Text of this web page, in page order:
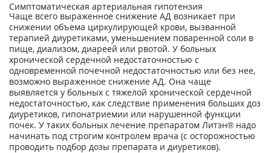
Симптоматическая артериальная гипотензия
Чаще всего выраженное снижение АД возникает при
снижении объема циркулирующей крови, вызванной
терапией диуретиками, уменьшением поваренной соли в
пище, диализом, диареей или рвотой. У больных
хронической сердечной недостаточностью с
одновременной почечной недостаточностью или без нее,
возможно выраженное снижение АД. Она чаще
выявляется у больных с тяжелой хронической сердечной
недостаточностью, как следствие применения больших доз
диуретиков, гипонатриемии или нарушенной функции
почек. У таких больных лечение препаратом Литэн® надо
начинать под строгим контролем врача (с осторожностью
проводить подбор дозы препарата и диуретиков).